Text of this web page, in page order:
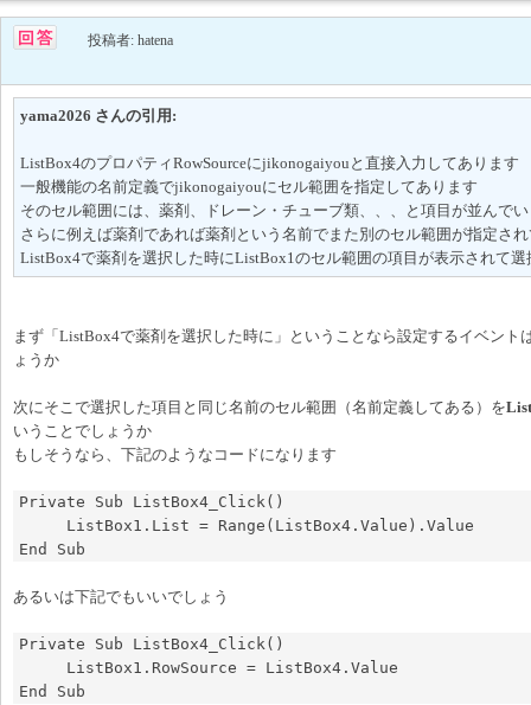
投稿者: hatena
yama2026 さんの引用:
ListBox4のプロパティRowSourceにjikonogaiyouと直接入力してあります
一般機能の名前定義でjikonogaiyouにセル範囲を指定してあります
そのセル範囲には、薬剤、ドレーン・チューブ類、、、と項目が並んで
さらに例えば薬剤であれば薬剤という名前でまた別のセル範囲が指定さ
ListBox4で薬剤を選択した時にListBox1のセル範囲の項目が表示されて選
まず「ListBox4で薬剤を選択した時に」ということなら設定するイベント
ょうか
次にそこで選択した項目と同じ名前のセル範囲（名前定義してある）を
いうことでしょうか
もしそうなら、下記のようなコードになります
Private Sub ListBox4_Click()
あるいは下記でもいいでしょう
Private Sub ListBox4_Click()
End Sub